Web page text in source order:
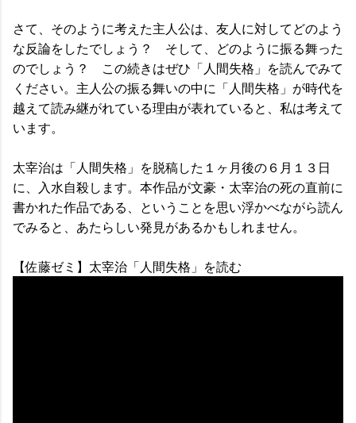
さて、そのように考えた主人公は、友人に対してどのよう
な反論をしたでしょう？ そして、どのように振る舞った
のでしょう？ この続きはぜひ「人間失格」を読んでみて
ください。主人公の振る舞いの中に「人間失格」が時代を
越えて読み継がれている理由が表れていると、私は考えて
います。
太宰治は「人間失格」を脱稿した１ヶ月後の６月１３日
に、入水自殺します。本作品が文豪・太宰治の死の直前に
書かれた作品である、ということを思い浮かべながら読ん
でみると、あたらしい発見があるかもしれません。
【佐藤ゼミ】太宰治「人間失格」を読む